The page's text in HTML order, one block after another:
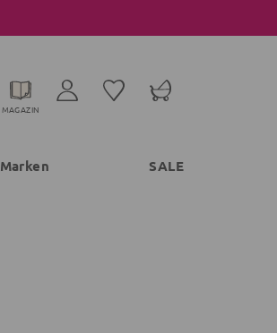
MAGAZIN
Marken SALE